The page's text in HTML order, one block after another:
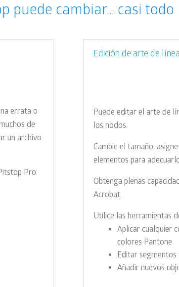
puede cambiar… casi todo
errata o
de
un archivo
Pro
Edición de arte de
Puede editar el arte de
los nodos.
Cambie el tamaño,
elementos para
Obtenga plenas
Acrobat.
Utilice las herramientas
Aplicar cualquier
colores Pantone
Editar
Añadir nuevos